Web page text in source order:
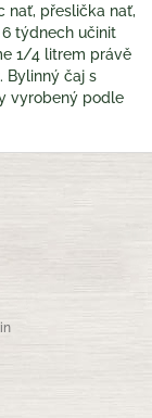
nať, přeslička nať,
týdnech učinit
1/4 litrem právě
Bylinný čaj s
vyrobený podle